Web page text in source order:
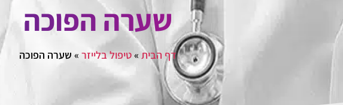
שערה הפוכה
דף הבית »טיפול בלייזר » שערה הפוכה